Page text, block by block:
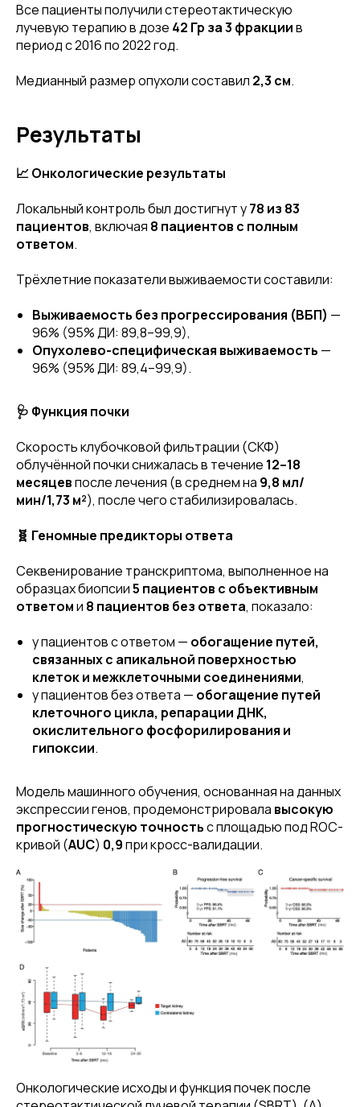
Все пациенты получили стереотактическую
лучевую терапию в дозе 42 Гр за 3 фракциив
период с 2016 по 2022 год.
Медианный размер опухоли составил 2,3 см.
Результаты
📈 Онкологические результаты
Локальный контроль был достигнут у78 из 83
пациентов, включая 8 пациентов с полным
ответом.
Трёхлетние показатели выживаемости составили:
Выживаемость без прогрессирования (ВБП) —
96% (95% ДИ: 89,8–99,9),
Опухолево-специфическая выживаемость —
96% (95% ДИ: 89,4–99,9).
🩺 Функция почки
Скорость клубочковой фильтрации (СКФ)
облучённой почки снижалась в течение 12–18
месяцевпосле лечения (в среднем на 9,8 мл/
мин/1,73 м²), после чего стабилизировалась.
🧬 Геномные предикторы ответа
Секвенирование транскриптома, выполненное на
образцах биопсии5 пациентов с объективным
ответоми 8 пациентов без ответа, показало:
у пациентов с ответом — обогащение путей,
связанных с апикальной поверхностью
клеток и межклеточными соединениями,
у пациентов без ответа — обогащение путей
клеточного цикла, репарации ДНК,
окислительного фосфорилирования и
гипоксии.
Модель машинного обучения, основанная на данных
экспрессии генов, продемонстрировала высокую
прогностическую точностьс площадью под ROC-
кривой (AUC) 0,9при кросс-валидации.
Онкологические исходы и функция почек после